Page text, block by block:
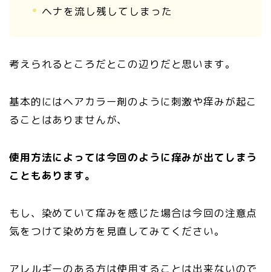
ヘナを流し残してしまった
考えられるところだとこの辺りだと思います。
基本的にはヘアカラー剤のように刺激や痒みが起こ
ることはありませんが、
使用方法によっては今回のように痒みが出てしまう
こともあります。
もし、染めていて痒みを感じた場合は今回の注意点
気をつけて染め方を見直してみてください。
アレルギーのある方は使用することは出来ないので